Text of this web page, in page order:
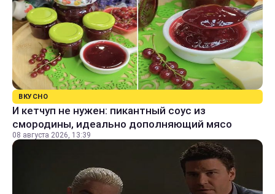
ВКУСНО
И кетчуп не нужен: пикантный соус из
смородины, идеально дополняющий мясо
08 августа 2026, 13:39